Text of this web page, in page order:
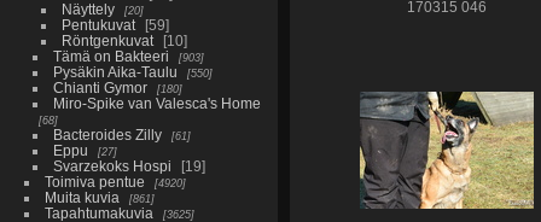
Näyttely
20
Pentukuvat
59
Röntgenkuvat
10
Tämä on Bakteeri
903
Pysäkin Aika-Taulu 550
Chianti Gymor 180
Miro-Spike van Valesca's Home
68
Bacteroides Zilly 61
Eppu 27
Svarzekoks Hospi
19
Toimiva pentue
4920
Muita kuvia 861
Tapahtumakuvia 3625
170315 046